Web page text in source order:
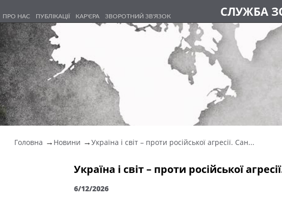
СЛУЖБА
ПРО НАС ПУБЛІКАЦІЇ КАР'ЄРА ЗВОРОТНИЙ ЗВ'ЯЗОК
Головна Новини Україна і світ – проти російської агресії. Сан...
Україна і світ – проти російської
6/12/2026